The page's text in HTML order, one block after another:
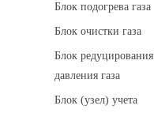
Блок подогрева газа
Блок очистки газа
Блок редуцирования
давления газа
Блок (узел) учета